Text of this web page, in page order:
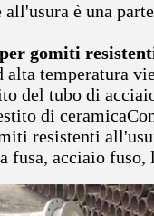
è una
gomiti
alta temperatura
del tubo di
di
resistenti
fusa, acciaio